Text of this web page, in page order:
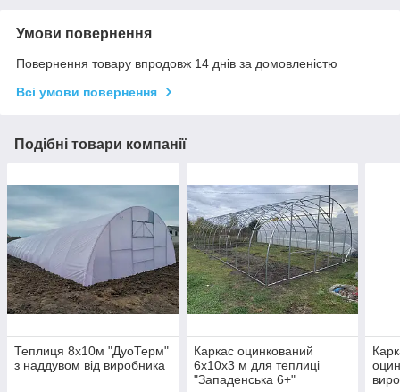
Умови повернення
Повернення товару впродовж 14 днів за домовленістю
Всі умови повернення
Подібні товари компанії
Теплиця 8х10м "ДуоТерм"
з наддувом від виробника
Каркас оцинкований
6х10х3 м для теплиці
"Западенська 6+"